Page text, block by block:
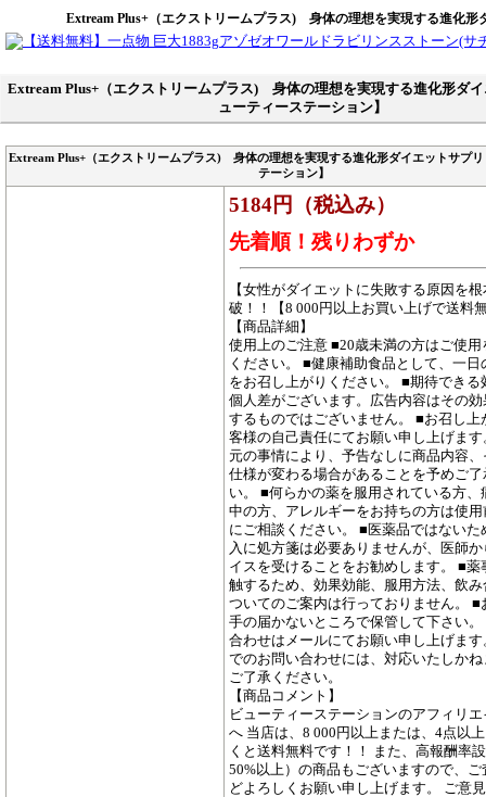
Extream Plus+（エクストリームプラス) 身体の理想を実現する進化形
Extream Plus+（エクストリームプラス) 身体の理想を実現する進化形ダ
ューティーステーション】
Extream Plus+（エクストリームプラス) 身体の理想を実現する進化形ダイエットサプ
テーション】
5184円（税込み）
先着順！残りわずか
【女性がダイエットに失敗する原因を
破！！【8 000円以上お買い上げで送料
【商品詳細】
使用上のご注意 ■20歳未満の方はご使用
ください。 ■健康補助食品として、一日
をお召し上がりください。 ■期待できる
個人差がございます。広告内容はその
するものではございません。 ■お召し上
客様の自己責任にてお願い申し上げま
元の事情により、予告なしに商品内容
仕様が変わる場合があることを予めご
い。 ■何らかの薬を服用されている方、
中の方、アレルギーをお持ちの方は使
にご相談ください。 ■医薬品ではないた
入に処方箋は必要ありませんが、医師
イスを受けることをお勧めします。 ■薬
触するため、効果効能、服用方法、飲
ついてのご案内は行っておりません。 ■
手の届かないところで保管して下さい
合わせはメールにてお願い申し上げま
でのお問い合わせには、対応いたしか
ご了承ください。
【商品コメント】
ビューティーステーションのアフィリ
へ 当店は、8 000円以上または、4点以
くと送料無料です！！ また、高報酬率
50%以上）の商品もございますので、ご
どよろしくお願い申し上げます。 ご意